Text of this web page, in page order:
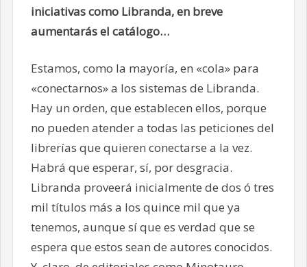
iniciativas como Libranda, en breve
aumentarás el catálogo…
Estamos, como la mayoría, en «cola» para
«conectarnos» a los sistemas de Libranda.
Hay un orden, que establecen ellos, porque
no pueden atender a todas las peticiones del
librerías que quieren conectarse a la vez.
Habrá que esperar, sí, por desgracia.
Libranda proveerá inicialmente de dos ó tres
mil títulos más a los quince mil que ya
tenemos, aunque sí que es verdad que se
espera que estos sean de autores conocidos.